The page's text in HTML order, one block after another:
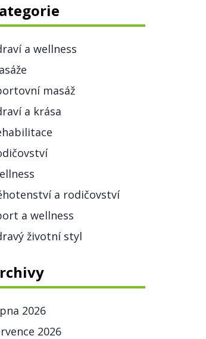
a wellness
masáž
a krása
a rodičovství
a wellness
životní styl
2026
2026